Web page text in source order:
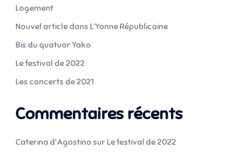
Logement
Nouvel article dans L’Yonne Républicaine
Bis du quatuor Yako
Le festival de 2022
Les concerts de 2021
Commentaires récents
Caterina d'Agostino sur Le festival de 2022